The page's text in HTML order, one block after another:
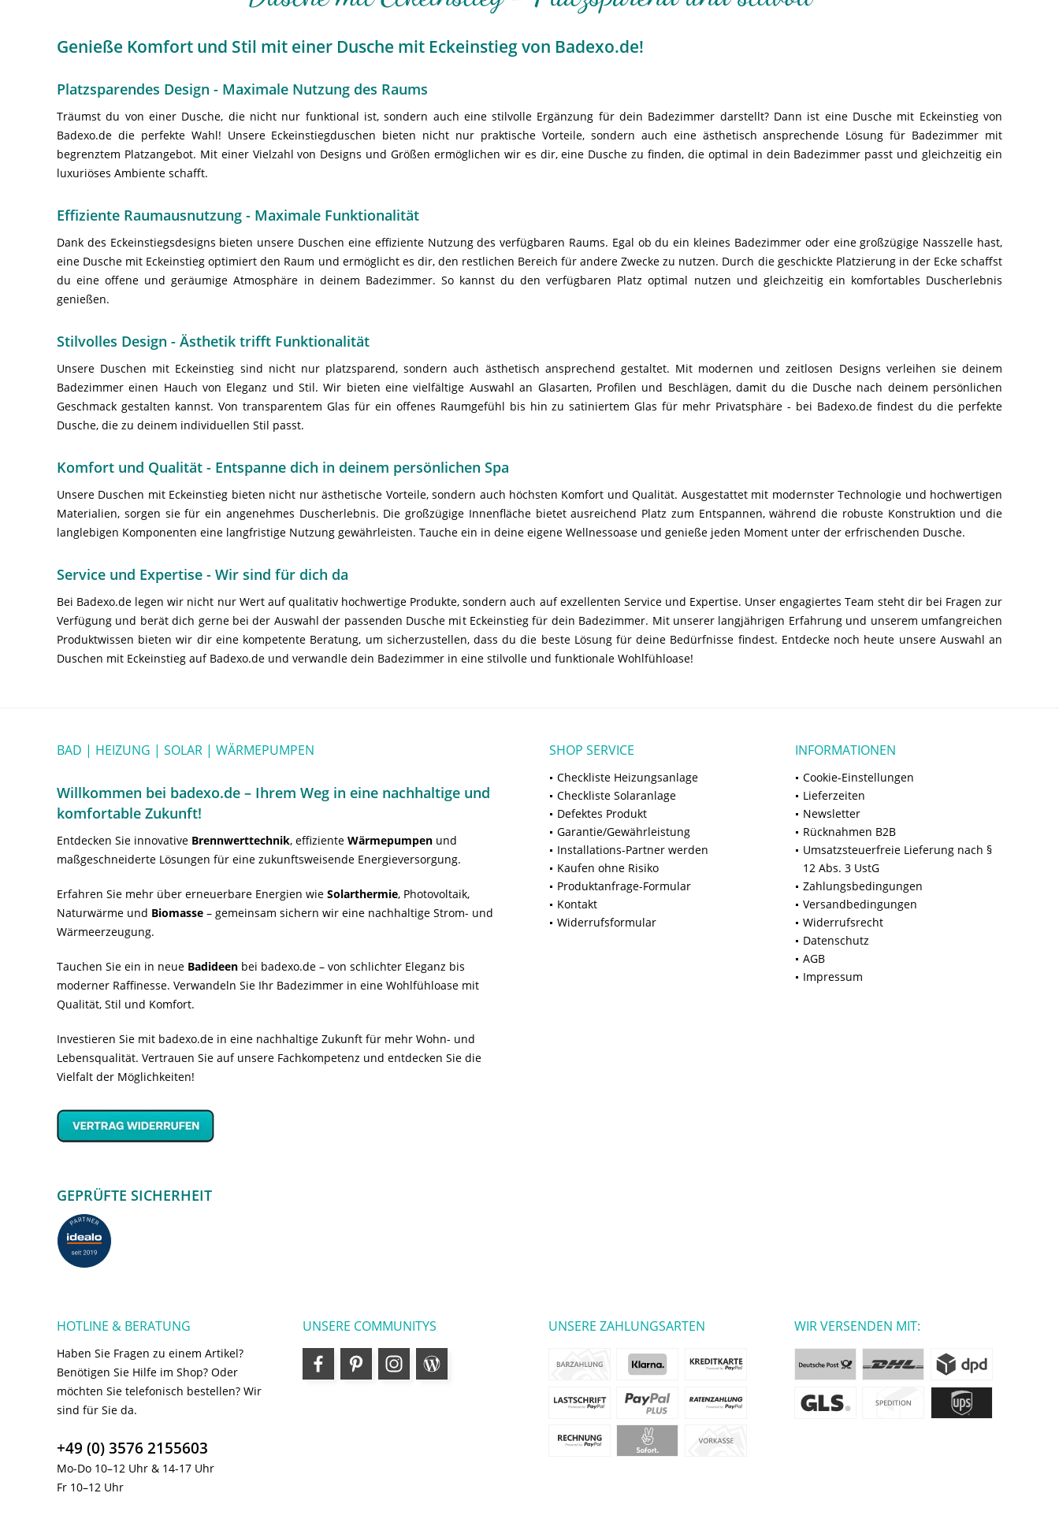
Genieße Komfort und Stil mit einer Dusche mit Eckeinstieg von Badexo.de!
Platzsparendes Design - Maximale Nutzung des Raums
Träumst du von einer Dusche, die nicht nur funktional ist, sondern auch eine stilvolle Ergänzung für dein Badezimmer darstellt? Dann ist eine Dusche mit Eckeinstieg von
Badexo.de die perfekte Wahl! Unsere Eckeinstiegduschen bieten nicht nur praktische Vorteile, sondern auch eine ästhetisch ansprechende Lösung für Badezimmer mit
begrenztem Platzangebot. Mit einer Vielzahl von Designs und Größen ermöglichen wir es dir, eine Dusche zu finden, die optimal in dein Badezimmer passt und gleichzeitig ein
luxuriöses Ambiente schafft.
Effiziente Raumausnutzung - Maximale Funktionalität
Dank des Eckeinstiegsdesigns bieten unsere Duschen eine effiziente Nutzung des verfügbaren Raums. Egal ob du ein kleines Badezimmer oder eine großzügige Nasszelle hast,
eine Dusche mit Eckeinstieg optimiert den Raum und ermöglicht es dir, den restlichen Bereich für andere Zwecke zu nutzen. Durch die geschickte Platzierung in der Ecke schaffst
du eine offene und geräumige Atmosphäre in deinem Badezimmer. So kannst du den verfügbaren Platz optimal nutzen und gleichzeitig ein komfortables Duscherlebnis
genießen.
Stilvolles Design - Ästhetik trifft Funktionalität
Unsere Duschen mit Eckeinstieg sind nicht nur platzsparend, sondern auch ästhetisch ansprechend gestaltet. Mit modernen und zeitlosen Designs verleihen sie deinem
Badezimmer einen Hauch von Eleganz und Stil. Wir bieten eine vielfältige Auswahl an Glasarten, Profilen und Beschlägen, damit du die Dusche nach deinem persönlichen
Geschmack gestalten kannst. Von transparentem Glas für ein offenes Raumgefühl bis hin zu satiniertem Glas für mehr Privatsphäre - bei Badexo.de findest du die perfekte
Dusche, die zu deinem individuellen Stil passt.
Komfort und Qualität - Entspanne dich in deinem persönlichen Spa
Unsere Duschen mit Eckeinstieg bieten nicht nur ästhetische Vorteile, sondern auch höchsten Komfort und Qualität. Ausgestattet mit modernster Technologie und hochwertigen
Materialien, sorgen sie für ein angenehmes Duscherlebnis. Die großzügige Innenfläche bietet ausreichend Platz zum Entspannen, während die robuste Konstruktion und die
langlebigen Komponenten eine langfristige Nutzung gewährleisten. Tauche ein in deine eigene Wellnessoase und genieße jeden Moment unter der erfrischenden Dusche.
Service und Expertise - Wir sind für dich da
Bei Badexo.de legen wir nicht nur Wert auf qualitativ hochwertige Produkte, sondern auch auf exzellenten Service und Expertise. Unser engagiertes Team steht dir bei Fragen zur
Verfügung und berät dich gerne bei der Auswahl der passenden Dusche mit Eckeinstieg für dein Badezimmer. Mit unserer langjährigen Erfahrung und unserem umfangreichen
Produktwissen bieten wir dir eine kompetente Beratung, um sicherzustellen, dass du die beste Lösung für deine Bedürfnisse findest. Entdecke noch heute unsere Auswahl an
Duschen mit Eckeinstieg auf Badexo.de und verwandle dein Badezimmer in eine stilvolle und funktionale Wohlfühloase!
BAD | HEIZUNG | SOLAR | WÄRMEPUMPEN
Willkommen bei badexo.de – Ihrem Weg in eine nachhaltige und
komfortable Zukunft!
Entdecken Sie innovative Brennwerttechnik, effiziente Wärmepumpen und
maßgeschneiderte Lösungen für eine zukunftsweisende Energieversorgung.
Erfahren Sie mehr über erneuerbare Energien wie Solarthermie, Photovoltaik,
Naturwärme und Biomasse – gemeinsam sichern wir eine nachhaltige Strom- und
Wärmeerzeugung.
Tauchen Sie ein in neue Badideen bei badexo.de – von schlichter Eleganz bis
moderner Raffinesse. Verwandeln Sie Ihr Badezimmer in eine Wohlfühloase mit
Qualität, Stil und Komfort.
Investieren Sie mit badexo.de in eine nachhaltige Zukunft für mehr Wohn- und
Lebensqualität. Vertrauen Sie auf unsere Fachkompetenz und entdecken Sie die
Vielfalt der Möglichkeiten!
GEPRÜFTE SICHERHEIT
SHOP SERVICE
Checkliste Heizungsanlage
Checkliste Solaranlage
Defektes Produkt
Garantie/Gewährleistung
Installations-Partner werden
Kaufen ohne Risiko
Produktanfrage-Formular
Kontakt
Widerrufsformular
INFORMATIONEN
Cookie-Einstellungen
Lieferzeiten
Newsletter
Rücknahmen B2B
Umsatzsteuerfreie Lieferung nach §
12 Abs. 3 UstG
Zahlungsbedingungen
Versandbedingungen
Widerrufsrecht
Datenschutz
AGB
Impressum
HOTLINE & BERATUNG
Haben Sie Fragen zu einem Artikel?
Benötigen Sie Hilfe im Shop? Oder
möchten Sie telefonisch bestellen? Wir
sind für Sie da.
+49 (0) 3576 2155603
Mo-Do 10–12 Uhr & 14-17 Uhr
Fr 10–12 Uhr
UNSERE COMMUNITYS UNSERE ZAHLUNGSARTEN WIR VERSENDEN MIT: